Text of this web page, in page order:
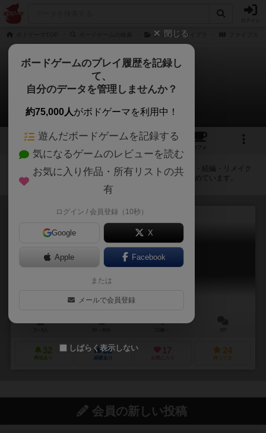
グリーンファイブラ
ファイブス
拡張/関連作品 1件
1 1
カフェ
ファイブスに紐付いているボードゲーム一覧です。拡張版・続編・リメイク
版などの同じシリーズを中心に、関連性の強い作品をまとめています。
グリーンファイブラ
THE GREEN FIVURA
32
興味あり
58
経験あり
17
お気に入り
24
持ってる
会員の新しい投稿
閉じる
ボードゲームのプレイ履歴を記録し
て、
自分のデータを管理しませんか？
約75,000人がボドゲーマを利用中！
遊んだボードゲームを記録する
気になるゲームのレビューを読む
お気に入り作品・所有リストの共
有
ログイン / 会員登録（10秒）
Google X
Apple Facebook
または
メールで会員登録
しばらく表示しない